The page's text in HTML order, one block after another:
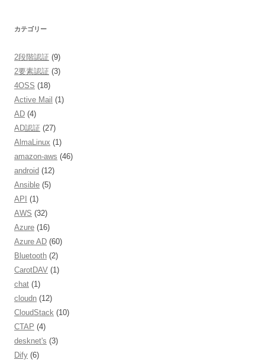
カテゴリー
2段階認証 (9)
2要素認証 (3)
4OSS (18)
Active Mail (1)
AD (4)
AD認証 (27)
AlmaLinux (1)
amazon-aws (46)
android (12)
Ansible (5)
API (1)
AWS (32)
Azure (16)
Azure AD (60)
Bluetooth (2)
CarotDAV (1)
chat (1)
cloudn (12)
CloudStack (10)
CTAP (4)
desknet's (3)
Dify (6)